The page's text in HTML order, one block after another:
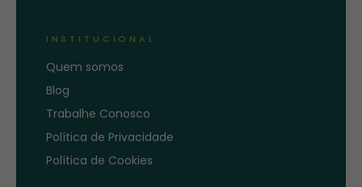
INSTITUCIONAL
Quem somos
Blog
Trabalhe Conosco
Política de Privacidade
Política de Cookies